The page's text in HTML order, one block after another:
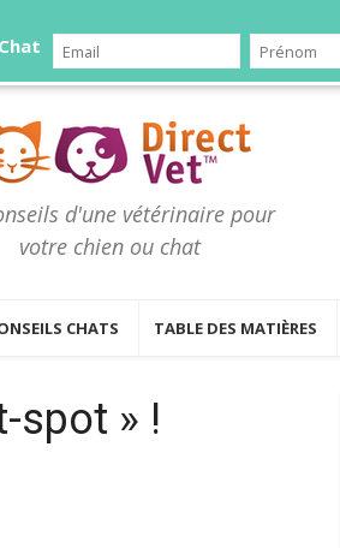
d'une vétérinaire pour
votre chien ou chat
CHATS TABLE DES MATIÈRES
spot » !